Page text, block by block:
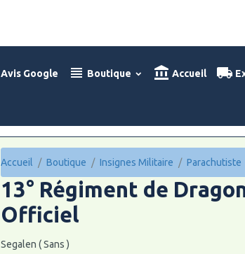
Avis Google Boutique Accueil
Accueil Boutique Insignes Militaire Parachutiste
13° Régiment de
Officiel
Segalen ( Sans )